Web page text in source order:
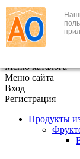
+7 (495) 646-888-1
В корзине
Меню каталога
Меню сайта
Вход
Регистрация
Продукты